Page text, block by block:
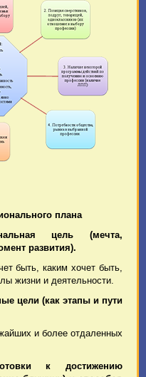
плана
цель (мечта,
развития).
быть, каким хочет быть,
жизни и деятельности.
цели (как этапы и пути
и более отдаленных
к достижению